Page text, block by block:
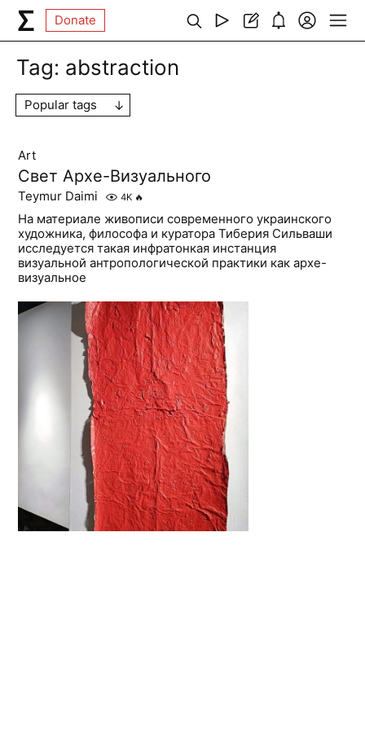
Donate
Tag: abstraction
Popular tags
Art
Свет Архе-Визуального
Teymur Daimi 4K 🔥
На материале живописи современного украинского
художника, философа и куратора Тиберия Сильваши
исследуется такая инфратонкая инстанция
визуальной антропологической практики как архе-
визуальное